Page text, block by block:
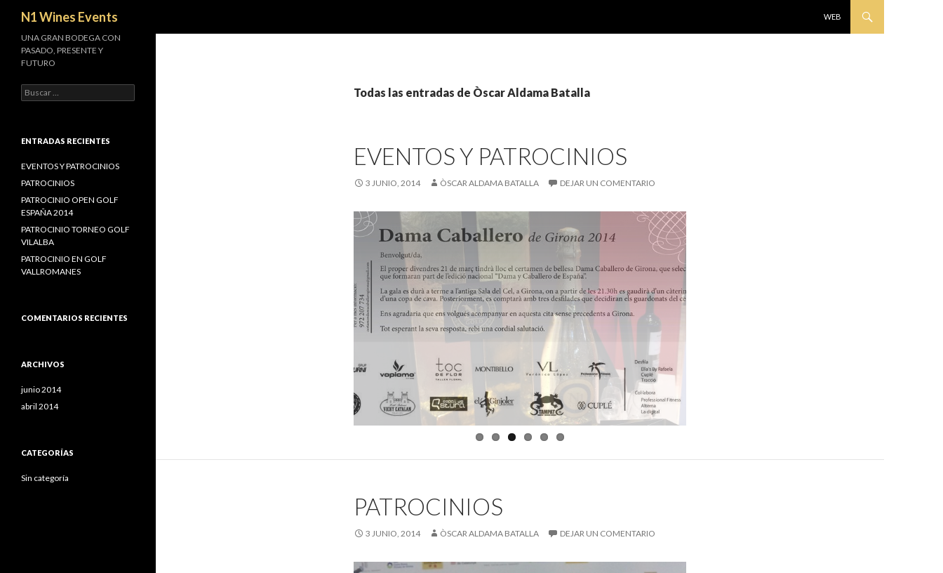
N1 Wines Events
WEB
Todas las entradas de Òscar Aldama Batalla
EVENTOS Y PATROCINIOS
3 JUNIO, 2014 ÒSCAR ALDAMA BATALLA DEJAR UN COMENTARIO
PATROCINIOS
3 JUNIO, 2014 ÒSCAR ALDAMA BATALLA DEJAR UN COMENTARIO
UNA GRAN BODEGA CON
PASADO, PRESENTE Y
FUTURO
Buscar:
ENTRADAS RECIENTES
EVENTOS Y PATROCINIOS
PATROCINIOS
PATROCINIO OPEN GOLF
ESPAÑA 2014
PATROCINIO TORNEO GOLF
VILALBA
PATROCINIO EN GOLF
VALLROMANES
COMENTARIOS RECIENTES
ARCHIVOS
junio 2014
abril 2014
CATEGORÍAS
Sin categoría